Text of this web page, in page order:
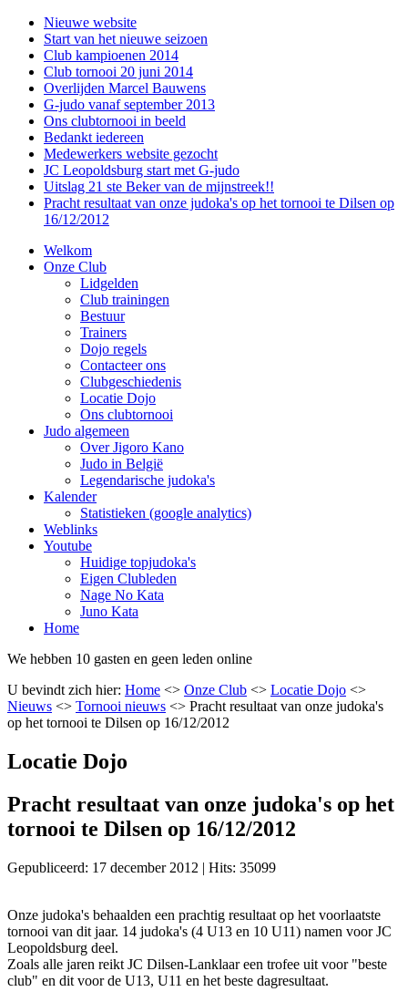
Nieuwe website
Start van het nieuwe seizoen
Club kampioenen 2014
Club tornooi 20 juni 2014
Overlijden Marcel Bauwens
G-judo vanaf september 2013
Ons clubtornooi in beeld
Bedankt iedereen
Medewerkers website gezocht
JC Leopoldsburg start met G-judo
Uitslag 21 ste Beker van de mijnstreek!!
Pracht resultaat van onze judoka's op het tornooi te Dilsen op
16/12/2012
Welkom
Onze Club
Lidgelden
Club trainingen
Bestuur
Trainers
Dojo regels
Contacteer ons
Clubgeschiedenis
Locatie Dojo
Ons clubtornooi
Judo algemeen
Over Jigoro Kano
Judo in België
Legendarische judoka's
Kalender
Statistieken (google analytics)
Weblinks
Youtube
Huidige topjudoka's
Eigen Clubleden
Nage No Kata
Juno Kata
Home
We hebben 10 gasten en geen leden online
U bevindt zich hier: Home <> Onze Club <> Locatie Dojo <>
Nieuws <> Tornooi nieuws <> Pracht resultaat van onze judoka's
op het tornooi te Dilsen op 16/12/2012
Locatie Dojo
Pracht resultaat van onze judoka's op het
tornooi te Dilsen op 16/12/2012
Gepubliceerd: 17 december 2012 | Hits: 35099
Onze judoka's behaalden een prachtig resultaat op het voorlaatste
tornooi van dit jaar. 14 judoka's (4 U13 en 10 U11) namen voor JC
Leopoldsburg deel.
Zoals alle jaren reikt JC Dilsen-Lanklaar een trofee uit voor "beste
club" en dit voor de U13, U11 en het beste dagresultaat.